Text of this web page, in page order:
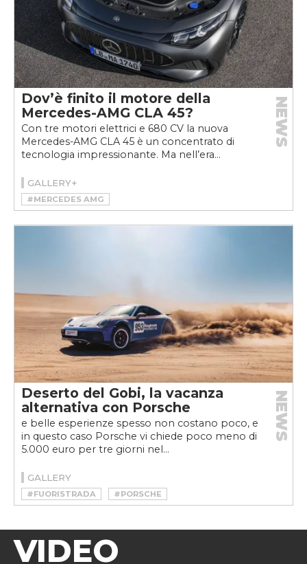
Dov’è finito il motore della
Mercedes-AMG CLA 45?
Con tre motori elettrici e 680 CV la nuova
Mercedes-AMG CLA 45 è un concentrato di
tecnologia impressionante. Ma nell’era...
NEWS
GALLERY+
#MERCEDES AMG
#MERCEDES-AMG CLA 45 4MATIC+
Deserto del Gobi, la vacanza
alternativa con Porsche
e belle esperienze spesso non costano poco, e
in questo caso Porsche vi chiede poco meno di
5.000 euro per tre giorni nel...
NEWS
GALLERY
#FUORISTRADA #PORSCHE
VIDEO